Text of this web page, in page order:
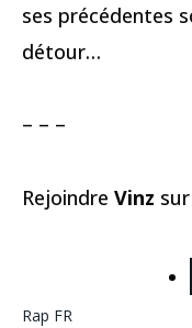
ses précédentes
détour…
– – –
Rejoindre Vinz
Rap FR